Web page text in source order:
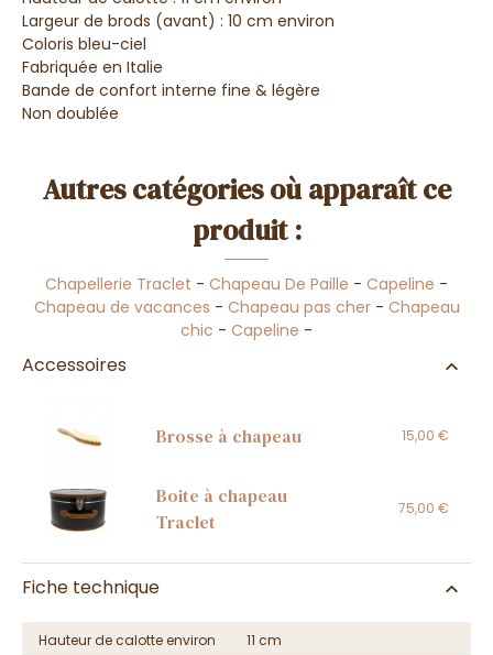
Largeur de brods (avant) : 10 cm environ
Coloris bleu-ciel
Fabriquée en Italie
Bande de confort interne fine & légère
Non doublée
Autres catégories où apparaît ce
produit :
Chapellerie Traclet - Chapeau De Paille - Capeline -
Chapeau de vacances - Chapeau pas cher- Chapeau
chic - Capeline -
Accessoires
Brosse à chapeau 15,00 €
Boite à chapeau
Traclet
75,00 €
Fiche technique
Hauteur de calotte environ
11 cm